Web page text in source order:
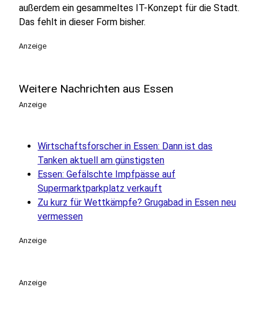
außerdem ein gesammeltes IT-Konzept für die Stadt.
Das fehlt in dieser Form bisher.
Anzeige
Weitere Nachrichten aus Essen
Anzeige
Wirtschaftsforscher in Essen: Dann ist das
Tanken aktuell am günstigsten
Essen: Gefälschte Impfpässe auf
Supermarktparkplatz verkauft
Zu kurz für Wettkämpfe? Grugabad in Essen neu
vermessen
Anzeige
Anzeige